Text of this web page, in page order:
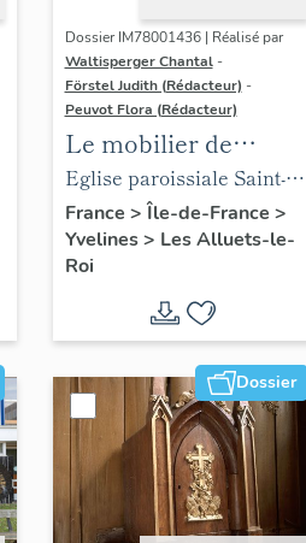
Dossier IM78001436 | Réalisé par
Waltisperger Chantal -
Förstel Judith (Rédacteur) -
Peuvot Flora (Rédacteur)
Le mobilier de
l'église paroissiale
Saint-Nicolas
Eglise paroissiale Saint-
Nicolas
France > Île-de-France >
Yvelines> Les Alluets-le-
Roi
Dossier